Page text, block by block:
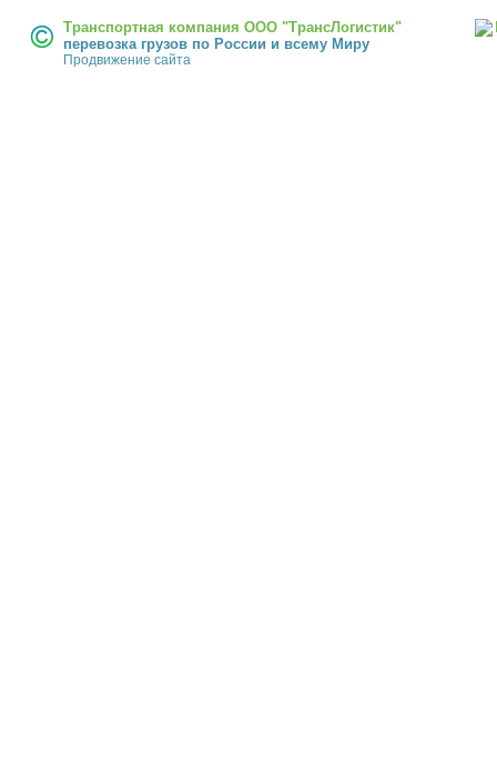
Транспортная компания ООО "ТрансЛогистик"
перевозка грузов по России и всему Миру
Продвижение сайта